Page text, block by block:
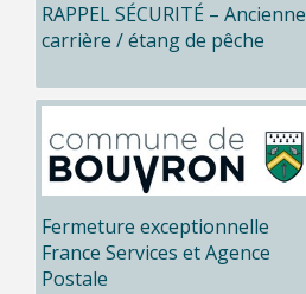
RAPPEL SÉCURITÉ – Ancienne
carrière / étang de pêche
Fermeture exceptionnelle
France Services et Agence
Postale